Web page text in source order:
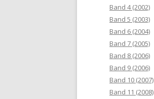
Band 4 (2002)
Band 5 (2003)
Band 6 (2004)
Band 7 (2005)
Band 8 (2006)
Band 9 (2006)
Band 10 (2007)
Band 11 (2008)